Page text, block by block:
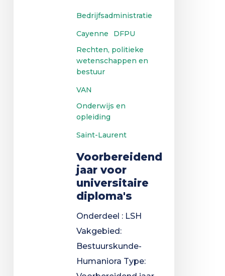
Bedrijfsadministratie
Cayenne
DFPU
Rechten, politieke
wetenschappen en
bestuur
VAN
Onderwijs en
opleiding
Saint-Laurent
Voorbereidend
jaar voor
universitaire
diploma's
Onderdeel : LSH
Vakgebied:
Bestuurskunde-
Humaniora Type: